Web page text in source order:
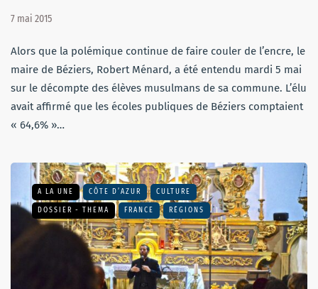
7 mai 2015
Alors que la polémique continue de faire couler de l’encre, le
maire de Béziers, Robert Ménard, a été entendu mardi 5 mai
sur le décompte des élèves musulmans de sa commune. L’élu
avait affirmé que les écoles publiques de Béziers comptaient
« 64,6% »…
A LA UNE CÔTE D’AZUR CULTURE
DOSSIER - THEMA FRANCE RÉGIONS